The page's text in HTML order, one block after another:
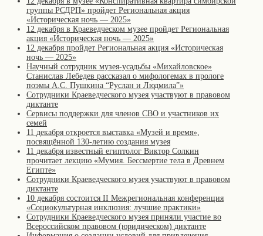
группы РСДРП» пройдет Региональная акция
«Историческая ночь — 2025»
12 декабря в Краеведческом музее пройдет Региональная
акция «Историческая ночь — 2025»
12 декабря пройдет Региональная акция «Историческая
ночь — 2025»
Научный сотрудник музея-усадьбы «Михайловское»
Станислав Лебедев рассказал о мифологемах в прологе
поэмы А.С. Пушкина “Руслан и Людмила”»
Сотрудники Краеведческого музея участвуют в правовом
диктанте
Сервисы поддержки для членов СВО и участников их
семей
11 декабря откроется выставка «Музей и время»,
посвящённой 130-летию создания музея
11 декабря известный египтолог Виктор Солкин
прочитает лекцию «Мумия. Бессмертие тела в Древнем
Египте»
Сотрудники Краеведческого музея участвуют в правовом
диктанте
10 декабря состоится II Межрегиональная конференция
«Cоциокультурная инклюзия: лучшие практики»
Сотрудники Краеведческого музея приняли участие во
Всероссийском правовом (юридическом) диктанте